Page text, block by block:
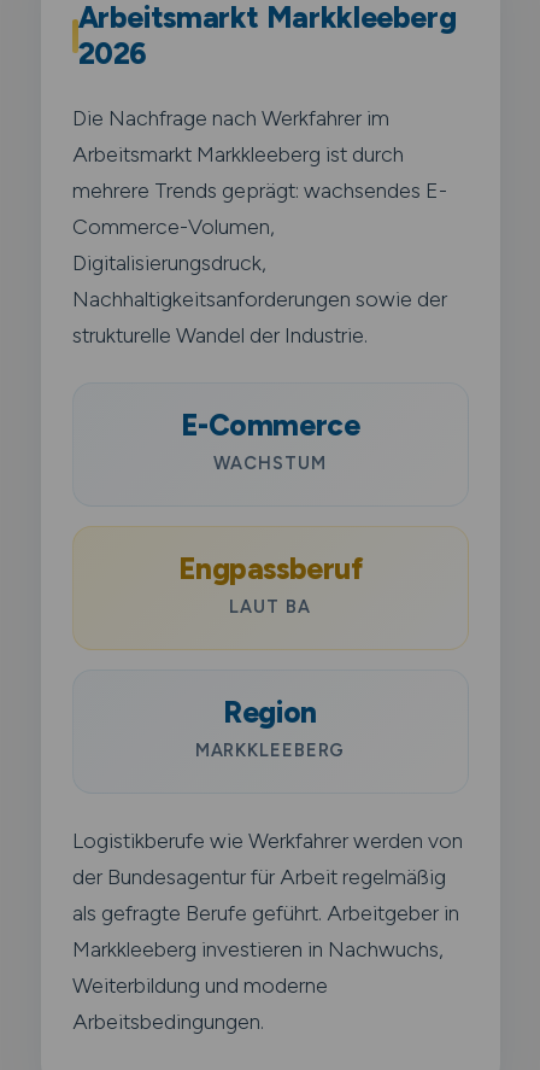
Arbeitsmarkt Markkleeberg
2026
Die Nachfrage nach Werkfahrer im
Arbeitsmarkt Markkleeberg ist durch
mehrere Trends geprägt: wachsendes E-
Commerce-Volumen,
Digitalisierungsdruck,
Nachhaltigkeitsanforderungen sowie der
strukturelle Wandel der Industrie.
E-Commerce
WACHSTUM
Engpassberuf
LAUT BA
Region
MARKKLEEBERG
Logistikberufe wie Werkfahrer werden von
der Bundesagentur für Arbeit regelmäßig
als gefragte Berufe geführt. Arbeitgeber in
Markkleeberg investieren in Nachwuchs,
Weiterbildung und moderne
Arbeitsbedingungen.